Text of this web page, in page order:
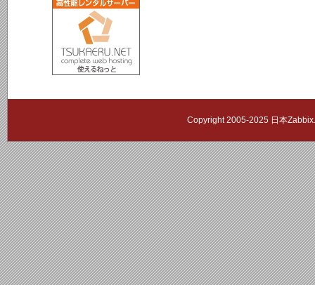
Copyright 2005-2025 日本